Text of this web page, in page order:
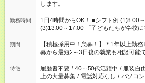
します。
勤務時間
1日4時間からOK！ ■シフト例 (1)8:00～12:00 (2)10:00～14:00
(3)13:00～17:00 「子どもたちが学校に行く間だけ働きたい」
「余裕を持って夕飯の準備がしたい」
はプライベートの時間にしたい」 など
いね。 ※Wワーク希望の方へ 今ご覧のお仕事で希望する勤務時
間と、もう1つのお仕事の勤務時間。
場合は応募できません。
期間
【積極採用中！急募！】＊1年以上勤
募から最短2～3日後の就業も相談可能
特徴 履歴書不要 / 40～50代活躍中 / 服装自
上の大量募集 / 電話対応なし / パソコ